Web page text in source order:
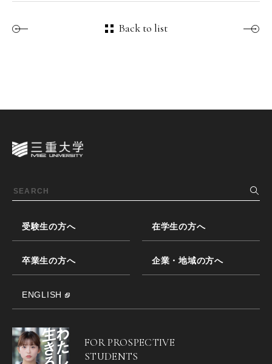
Back to list
受験生の方へ 在学生の方へ
卒業生の方へ 企業・地域の方へ
ENGLISH
FOR PROSPECTIVE
STUDENTS